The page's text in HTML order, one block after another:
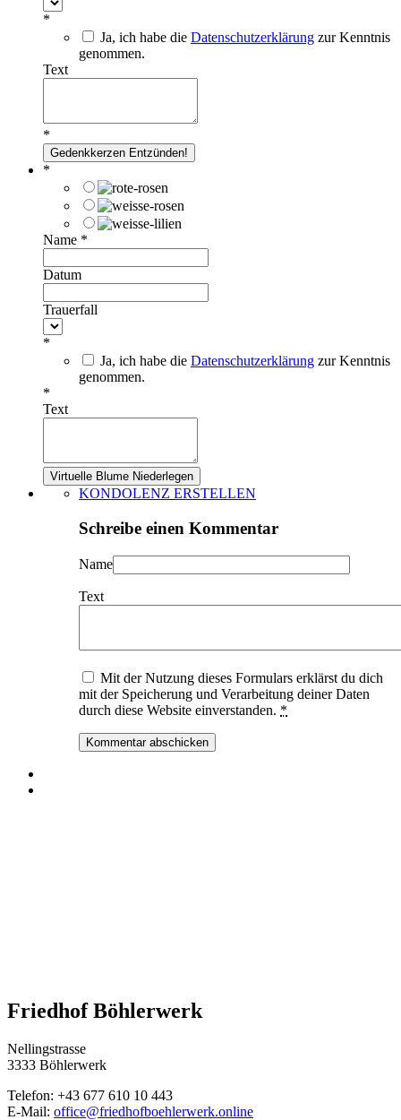
*
Ja, ich habe die Datenschutzerklärung zur Kenntnis
genommen.
Text
*
*
Name *
Datum
Trauerfall
*
Ja, ich habe die Datenschutzerklärung zur Kenntnis
genommen.
*
Text
KONDOLENZ ERSTELLEN
Schreibe einen Kommentar
Name
Text
Mit der Nutzung dieses Formulars erklärst du dich
mit der Speicherung und Verarbeitung deiner Daten
durch diese Website einverstanden. *
Kommentar abschicken
Friedhof Böhlerwerk
Nellingstrasse
3333 Böhlerwerk
Telefon: +43 677 610 10 443
E-Mail: office@friedhofboehlerwerk.online